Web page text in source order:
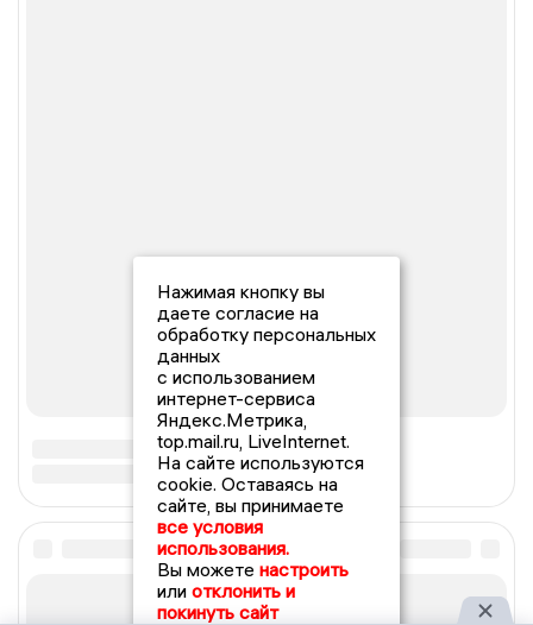
Нажимая кнопку вы
даете согласие на
обработку персональных
данных
с использованием
интернет-сервиса
Яндекс.Метрика,
top.mail.ru, LiveInternet.
На сайте используются
cookie. Оставаясь на
сайте, вы принимаете
все условия
использования.
Вы можете настроить
или отклонить и
покинуть сайт